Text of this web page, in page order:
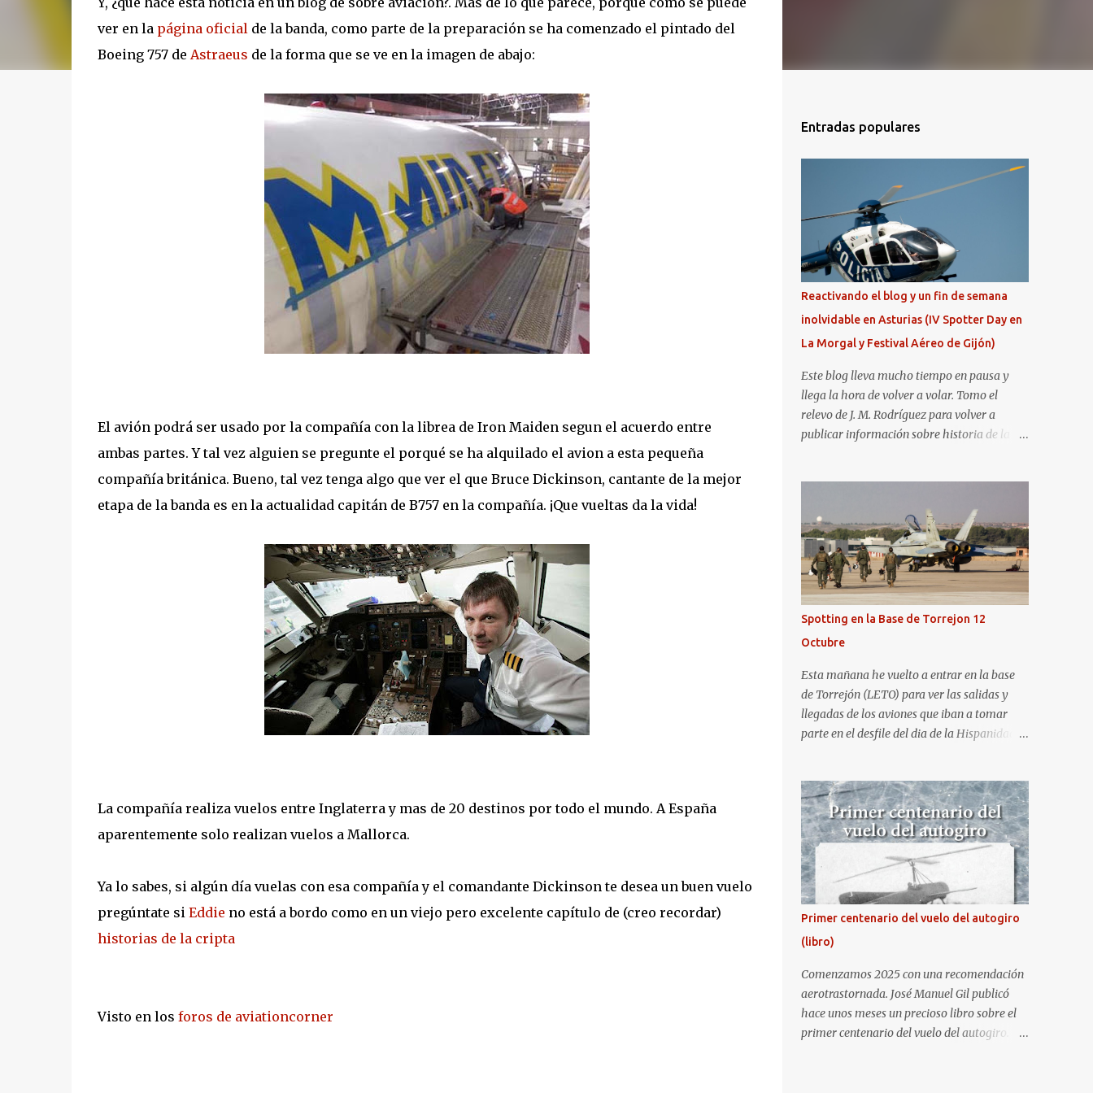
ver en la página oficialde la banda, como parte de la preparación se ha comenzado el pintado del
Boeing 757 de Astraeus de la forma que se ve en la imagen de abajo:
El avión podrá ser usado por la compañía con la librea de Iron Maiden segun el acuerdo entre
ambas partes. Y tal vez alguien se pregunte el porqué se ha alquilado el avion a esta pequeña
compañía británica. Bueno, tal vez tenga algo que ver el que Bruce Dickinson, cantante de la mejor
etapa de la banda es en la actualidad capitán de B757 en la compañía. ¡Que vueltas da la vida!
La compañía realiza vuelos entre Inglaterra y mas de 20 destinos por todo el mundo. A España
aparentemente solo realizan vuelos a Mallorca.
Ya lo sabes, si algún día vuelas con esa compañía y el comandante Dickinson te desea un buen vuelo
pregúntate si Eddie no está a bordo como en un viejo pero excelente capítulo de (creo recordar)
historias de la cripta
Visto en los foros de aviationcorner
Entradas populares
Reactivando el blog y un fin de semana
inolvidable en Asturias (IV Spotter Day en
La Morgal y Festival Aéreo de Gijón)
Este blog lleva mucho tiempo en pausa y
llega la hora de volver a volar. Tomo el
relevo de J. M. Rodríguez para volver a
publicar información sobre historia de la
que pido un poco de paciencia hasta que
todo se ponga en marcha de nuevo. Mientras
tanto, os dejo con algunas de las imágenes
que tomé este pasado fin de semana. El
sábado 23 de julio de 2022 asistí, gracias a
Aerospotters Principado a una genial sesión
fotográfica en el aeródromo de La Morgal
(todavía no he tenido tiempo de procesar
esas imágenes). Al día siguiente, asistí al
Festival Aéreo de Gijón . He aquí algunas de
las tomas que realicé este pasado domingo.
Spotting en la Base de Torrejon 12
Octubre
Esta mañana he vuelto a entrar en la base
de Torrejón (LETO) para ver las salidas y
llegadas de los aviones que iban a tomar
parte en el desfile del dia de la Hispanidad,
oportunidad de ser socio de la Asociación
Aire para entrar a la base. Los últimos años
había hecho fotos desde fuera (hay un sitio
cercano en la senda de aterrizaje) pero... no
es lo mismo :-) La cita comenzaba a las 8:30
de la mañana en el control de seguridad de
la base militar con mas de 100 personas
haciendo cola para identificarnos antes de
acceder. Una vez dentro, como otras
ocasiones, hemos dejado los coches en una
zona común desde la que nos han
trasladado en autobuses por el interior de la
base. La primera parada ha sido en la
Primer centenario del vuelo del autogiro
(libro)
Comenzamos 2025 con una recomendación
aerotrastornada. José Manuel Gil publicó
hace unos meses un precioso libro sobre el
primer centenario del vuelo del autogiro.